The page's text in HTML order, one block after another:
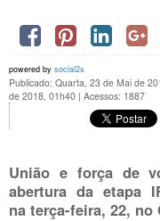
powered by social2s
Publicado: Quarta, 23 de Mai de
de 2018, 01h40 | Acessos: 1887
União e força de
abertura da etapa
na terça-feira, 22, no